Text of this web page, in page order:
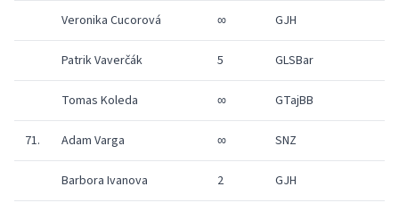
Veronika Cucorová ∞ GJH
Patrik Vaverčák 5 GLSBar
Tomas Koleda ∞ GTajBB
71. Adam Varga ∞ SNZ
Barbora Ivanova 2 GJH